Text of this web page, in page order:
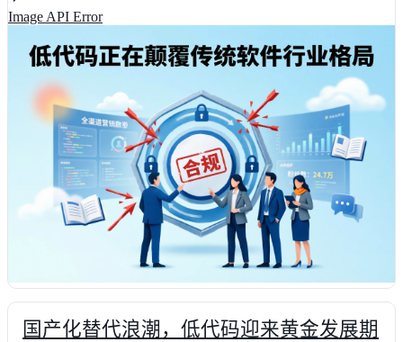
破。
Image API Error
国产化替代浪潮，低代码迎来黄金发展期